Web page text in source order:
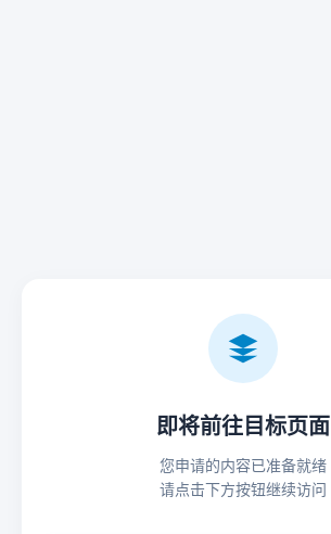
即将前往目标页面
您申请的内容已准备就绪
请点击下方按钮继续访问